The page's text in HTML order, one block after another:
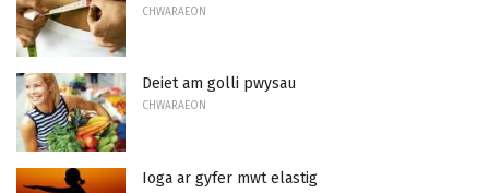
CHWARAEON
Deiet am golli pwysau
CHWARAEON
Ioga ar gyfer mwt elastig